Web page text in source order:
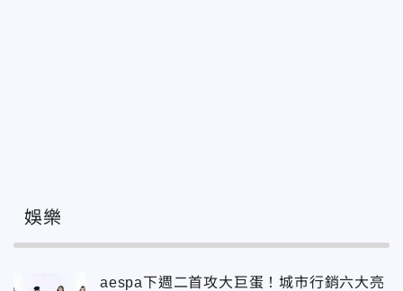
娛樂
aespa下週二首攻大巨蛋！城市行銷六大亮